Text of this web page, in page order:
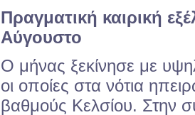
Πραγματική καιρική
Αύγουστο
Ο μήνας ξεκίνησε με
οι οποίες στα νότια
βαθμούς Κελσίου. Στην